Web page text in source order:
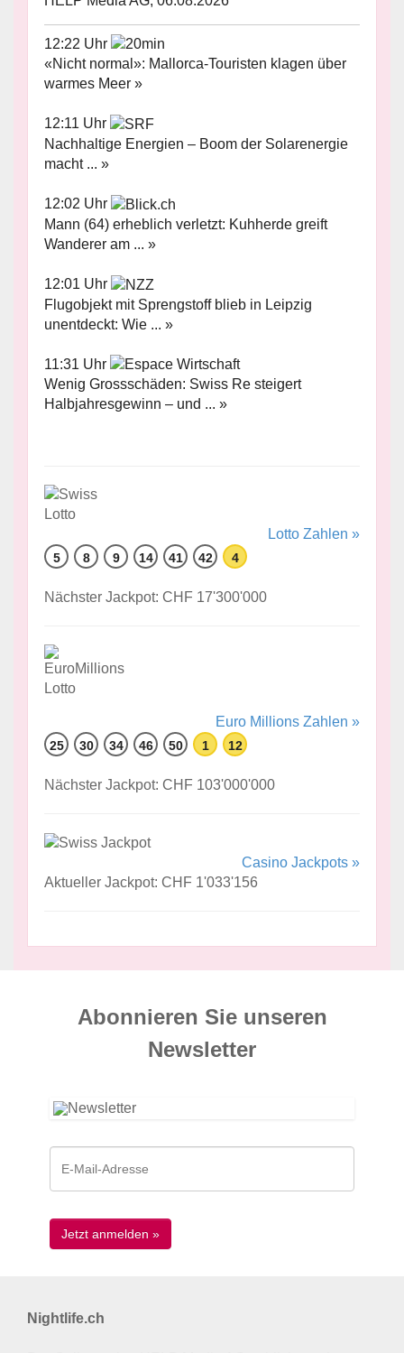
12:22 Uhr
«Nicht normal»: Mallorca-Touristen klagen über
warmes Meer »
12:11 Uhr
Nachhaltige Energien – Boom der Solarenergie
macht ... »
12:02 Uhr
Mann (64) erheblich verletzt: Kuhherde greift
Wanderer am ... »
12:01 Uhr
Flugobjekt mit Sprengstoff blieb in Leipzig
unentdeckt: Wie ... »
11:31 Uhr
Wenig Grossschäden: Swiss Re steigert
Halbjahresgewinn – und ... »
Lotto Zahlen »
5 8 9 14 41 42 4
Nächster Jackpot: CHF 17'300'000
Euro Millions Zahlen »
25 30 34 46 50 1 12
Nächster Jackpot: CHF 103'000'000
Casino Jackpots »
Aktueller Jackpot: CHF 1'033'156
Abonnieren Sie unseren
News­letter
Nightlife.ch